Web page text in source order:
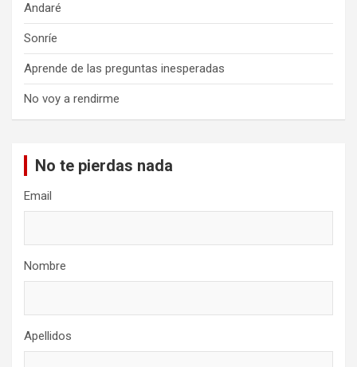
Andaré
Sonríe
Aprende de las preguntas inesperadas
No voy a rendirme
No te pierdas nada
Email
Nombre
Apellidos